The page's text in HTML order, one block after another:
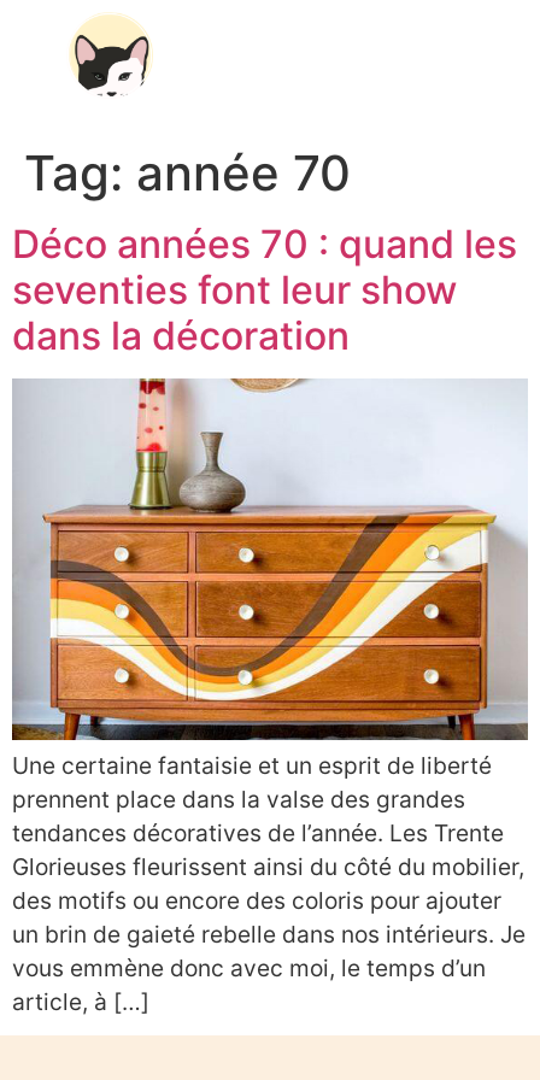
Tag: année 70
Déco années 70 : quand les
seventies font leur show
dans la décoration
Une certaine fantaisie et un esprit de liberté
prennent place dans la valse des grandes
tendances décoratives de l’année. Les Trente
Glorieuses fleurissent ainsi du côté du mobilier,
des motifs ou encore des coloris pour ajouter
un brin de gaieté rebelle dans nos intérieurs. Je
vous emmène donc avec moi, le temps d’un
article, à […]